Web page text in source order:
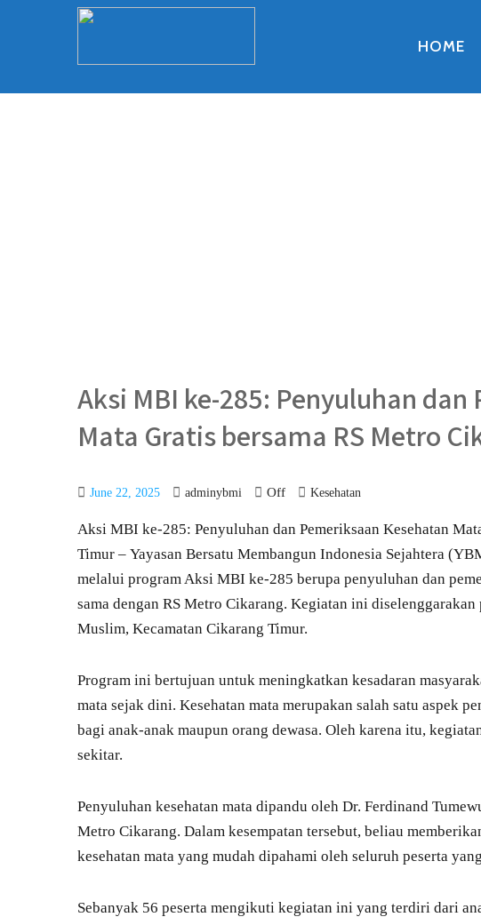
HOME
Aksi MBI ke-285: Penyuluhan
Mata Gratis bersama RS Metro
June 22, 2025 adminybmi Off Kesehatan
Aksi MBI ke-285: Penyuluhan dan Pemeriksaan Kesehatan
Timur – Yayasan Bersatu Membangun Indonesia Sejahtera
melalui program Aksi MBI ke-285 berupa penyuluhan dan
sama dengan RS Metro Cikarang. Kegiatan ini
Muslim, Kecamatan Cikarang Timur.
Program ini bertujuan untuk meningkatkan kesadaran
mata sejak dini. Kesehatan mata merupakan salah satu aspek
bagi anak-anak maupun orang dewasa. Oleh karena itu,
sekitar.
Penyuluhan kesehatan mata dipandu oleh Dr. Ferdinand
Metro Cikarang. Dalam kesempatan tersebut, beliau
kesehatan mata yang mudah dipahami oleh seluruh peserta
Sebanyak 56 peserta mengikuti kegiatan ini yang terdiri dari